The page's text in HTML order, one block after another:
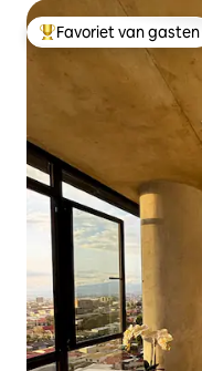
Topfavoriet van
Favoriet van gasten